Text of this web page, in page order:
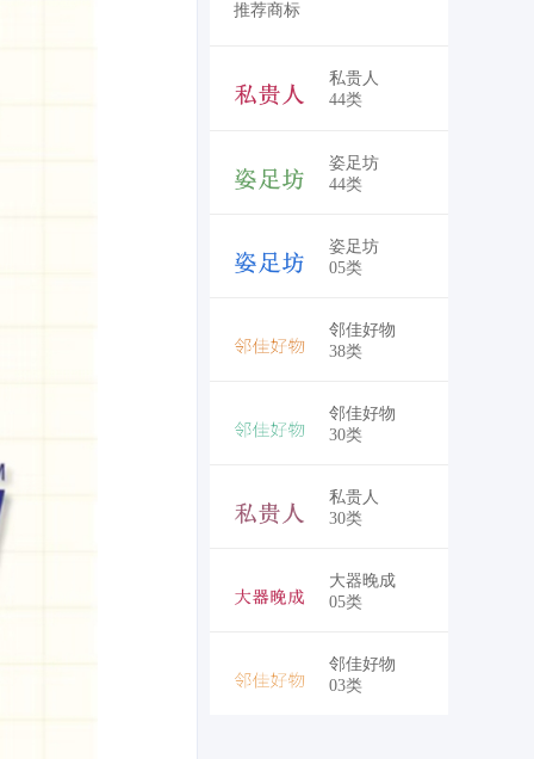
推荐商标
私贵人
44类
￥5,250
姿足坊
44类
￥5,250
姿足坊
05类
￥5,250
邻佳好物
38类
￥5,250
邻佳好物
30类
￥5,250
私贵人
30类
￥5,250
大器晚成
05类
￥5,250
邻佳好物
03类
￥5,250